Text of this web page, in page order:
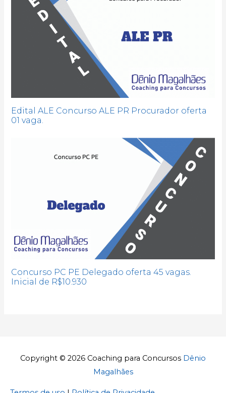
Edital ALE Concurso ALE PR Procurador oferta
01 vaga.
Concurso PC PE Delegado oferta 45 vagas.
Inicial de R$10.930
Copyright © 2026 Coaching para Concursos Dênio
Magalhães